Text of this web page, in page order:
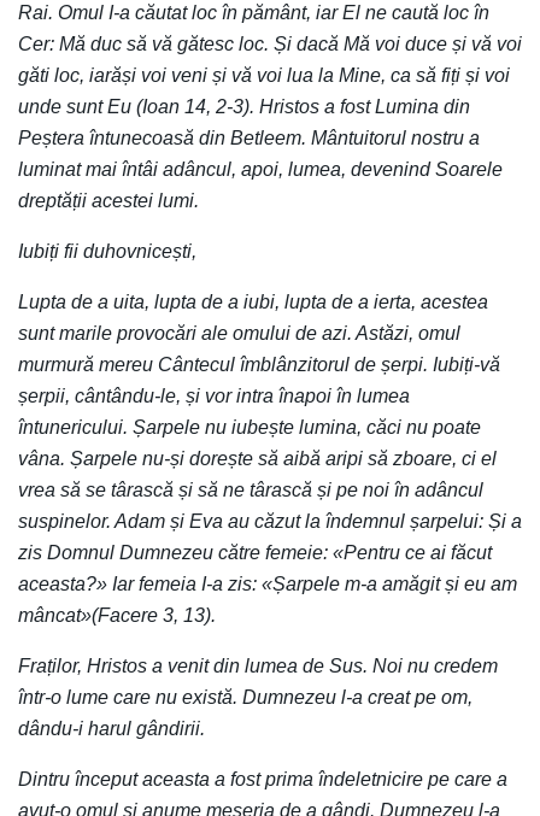
Rai. Omul I-a căutat loc în pământ, iar El ne caută loc în
Cer: Mă duc să vă gătesc loc. Și dacă Mă voi duce și vă voi
găti loc, iarăși voi veni și vă voi lua la Mine, ca să fiți și voi
unde sunt Eu (Ioan 14, 2-3). Hristos a fost Lumina din
Peștera întunecoasă din Betleem. Mântuitorul nostru a
luminat mai întâi adâncul, apoi, lumea, devenind Soarele
dreptății acestei lumi.
Iubiți fii duhovnicești,
Lupta de a uita, lupta de a iubi, lupta de a ierta, acestea
sunt marile provocări ale omului de azi. Astăzi, omul
murmură mereu Cântecul îmblânzitorul de șerpi. Iubiți-vă
șerpii, cântându-le, și vor intra înapoi în lumea
întunericului. Șarpele nu iubește lumina, căci nu poate
vâna. Șarpele nu-și dorește să aibă aripi să zboare, ci el
vrea să se târască și să ne târască și pe noi în adâncul
suspinelor. Adam și Eva au căzut la îndemnul șarpelui: Și a
zis Domnul Dumnezeu către femeie: «Pentru ce ai făcut
aceasta?» Iar femeia I-a zis: «Șarpele m-a amăgit și eu am
mâncat»(Facere 3, 13).
Fraților, Hristos a venit din lumea de Sus. Noi nu credem
într-o lume care nu există. Dumnezeu l-a creat pe om,
dându-i harul gândirii.
Dintru început aceasta a fost prima îndeletnicire pe care a
avut-o omul și anume meseria de a gândi. Dumnezeu l-a